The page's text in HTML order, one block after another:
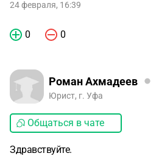
24 февраля, 16:39
0 0
Роман Ахмадеев
Юрист, г. Уфа
Общаться в чате
Здравствуйте.